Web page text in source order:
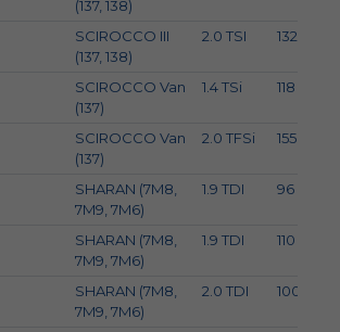
(137, 138)
SCIROCCO III
(137, 138)
2.0 TSI 132
SCIROCCO Van
(137)
1.4 TSi 118
SCIROCCO Van
(137)
2.0 TFSi 155
SHARAN (7M8,
7M9, 7M6)
1.9 TDI 96
SHARAN (7M8,
7M9, 7M6)
1.9 TDI 110
SHARAN (7M8,
7M9, 7M6)
2.0 TDI 100